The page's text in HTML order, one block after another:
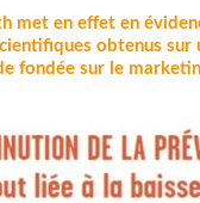
en effet en
obtenus
fondée sur le